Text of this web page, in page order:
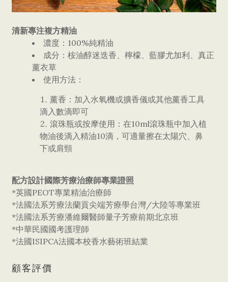
清新專注複方精油
濃度： 100%純精油
成分：桉油醇迷迭香、檸檬、藍膠尤加利、真正
薰衣草
使用方法：
薰香：加入水氧機或擴香儀或其他薰香工具
滴入數滴即可
滾珠瓶或按摩使用：在10ml滾珠瓶中加入植
物油後滴入精油10滴，可適量擦在太陽穴、鼻
下或肩頸
配方設計國際芳療治療師專業證照
*英國PEOT專業精油治療師
*法國法系芳療法蘭貢尖端芳療學台灣/大陸等專業班
*法國法系芳療潘維爾醫師量子芳療前期北京班
*中華民國國考護理師
*法國ISIPCA法國本校香水藝術班結業
顧客評價